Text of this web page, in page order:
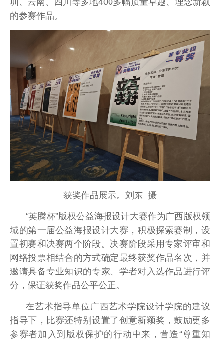
圳、云南、四川等多地400多幅质量卓越、理念新颖
的参赛作品。
获奖作品展示。刘东 摄
“英腾杯”版权公益海报设计大赛作为广西版权领
域的第一届公益海报设计大赛，积极探索赛制，设
置初赛和决赛两个阶段。决赛阶段采用专家评审和
网络投票相结合的方式确定最终获奖作品名次，并
邀请具备专业知识的专家、学者对入选作品进行评
分，保证获奖作品公平公正。
在艺术指导单位广西艺术学院设计学院的建议
指导下，比赛还特别设置了创意新颖奖，鼓励更多
参赛者加入到版权保护的行动中来，营造“尊重知